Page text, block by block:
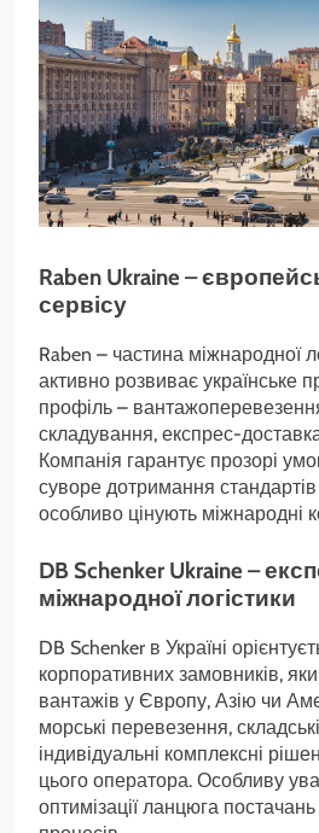
Raben Ukraine –
сервісу
Raben – частина міжнародної
активно розвиває українське
профіль –
складування, експрес-
Компанія гарантує прозорі
суворе дотримання
особливо цінують міжнародні
DB Schenker Ukraine –
міжнародної логістики
DB Schenker в Україні
корпоративних замовників,
вантажів у Європу, Азію чи
морські перевезення,
індивідуальні комплексні
цього оператора. Особливу
оптимізації ланцюга постачань